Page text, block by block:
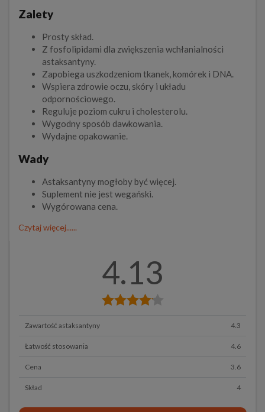
Zalety
Prosty skład.
Z fosfolipidami dla zwiększenia wchłanialności
astaksantyny.
Zapobiega uszkodzeniom tkanek, komórek i DNA.
Wspiera zdrowie oczu, skóry i układu
odpornościowego.
Reguluje poziom cukru i cholesterolu.
Wygodny sposób dawkowania.
Wydajne opakowanie.
Wady
Astaksantyny mogłoby być więcej.
Suplement nie jest wegański.
Wygórowana cena.
Czytaj więcej......
4.13
Zawartość astaksantyny 4.3
Łatwość stosowania 4.6
Cena 3.6
Skład 4